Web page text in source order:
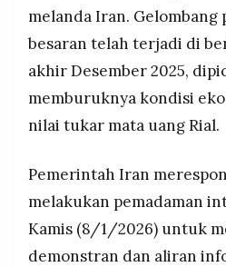
melanda Iran. Gelombang
besaran telah terjadi di
akhir Desember 2025,
memburuknya kondisi
nilai tukar mata uang Rial.
Pemerintah Iran
melakukan pemadaman
Kamis (8/1/2026) untuk
demonstran dan aliran